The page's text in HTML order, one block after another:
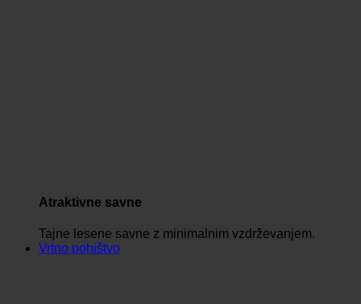
Atraktivne savne
Tajne lesene savne z minimalnim vzdrževanjem.
Vrtno pohištvo